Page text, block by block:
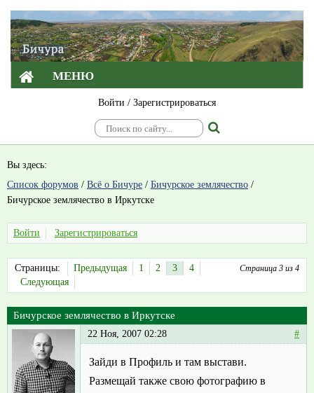
МЕНЮ
Войти / Зарегистрироваться
Вы здесь:
Список форумов / Всё о Бичуре / Бичурское землячество /
Бичурское землячество в Иркутске
Войти Зарегистрироваться
Страница 3 из 4
Страницы: Предыдущая 1 2 3
4
Следующая
Бичурское землячество в Иркутске
22 Ноя, 2007 02:28 #
Зайди в Профиль и там выстави.
Размещай также свою фотографию в